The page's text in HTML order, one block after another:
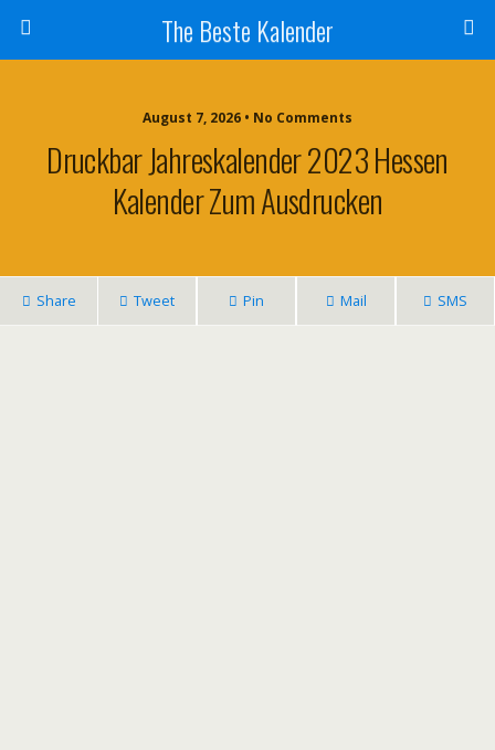
The Beste Kalender
August 7, 2026 • No Comments
Druckbar Jahreskalender 2023 Hessen
Kalender Zum Ausdrucken
Share Tweet Pin Mail SMS